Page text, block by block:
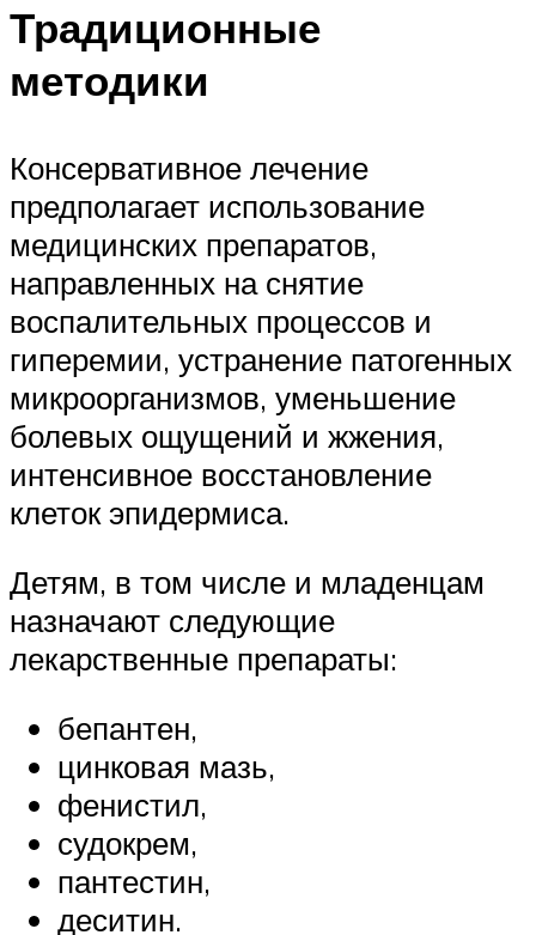
Традиционные
методики
Консервативное лечение
предполагает использование
медицинских препаратов,
направленных на снятие
воспалительных процессов и
гиперемии, устранение патогенных
микроорганизмов, уменьшение
болевых ощущений и жжения,
интенсивное восстановление
клеток эпидермиса.
Детям, в том числе и младенцам
назначают следующие
лекарственные препараты:
бепантен,
цинковая мазь,
фенистил,
судокрем,
пантестин,
деситин.